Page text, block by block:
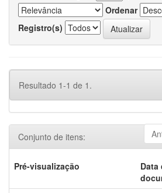
Ordenar
Registro(s)
Resultado 1-1 de 1.
Conjunto de itens:
Pré-visualização
Data